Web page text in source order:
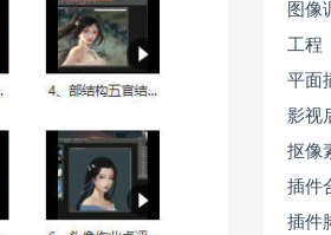
图像
工程
平面
影视
抠像
插件
插件